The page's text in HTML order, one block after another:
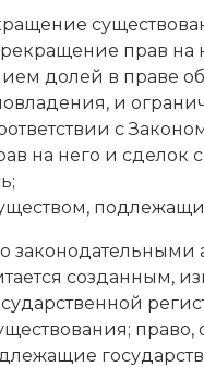
прав
долей в праве
и
с
на него и
законодательными
созданным,